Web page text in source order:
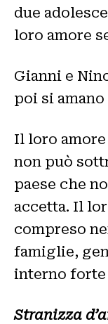
due
loro amore
Gianni e
poi si
Il loro amore
non può
paese che
accetta. Il
compreso
famiglie,
interno forte
Stranizza